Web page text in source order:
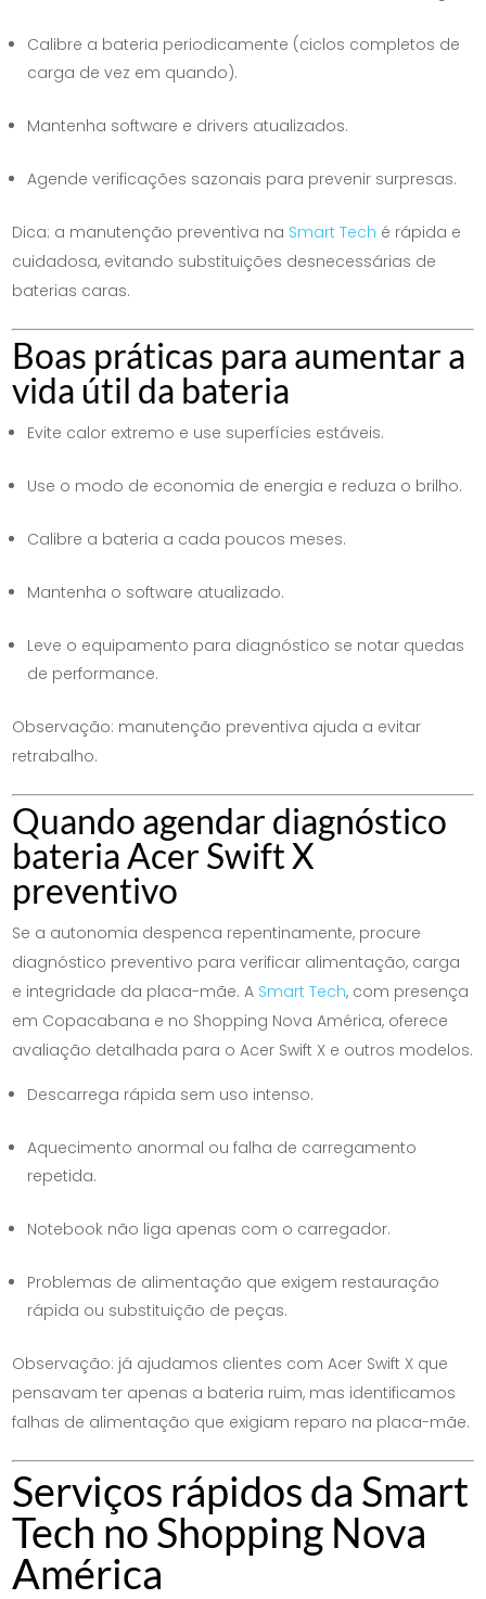
Calibre a bateria periodicamente (ciclos completos de
carga de vez em quando).
Mantenha software e drivers atualizados.
Agende verificações sazonais para prevenir surpresas.
Dica: a manutenção preventiva na Smart Tech é rápida e
cuidadosa, evitando substituições desnecessárias de
baterias caras.
Boas práticas para aumentar a
vida útil da bateria
Evite calor extremo e use superfícies estáveis.
Use o modo de economia de energia e reduza o brilho.
Calibre a bateria a cada poucos meses.
Mantenha o software atualizado.
Leve o equipamento para diagnóstico se notar quedas
de performance.
Observação: manutenção preventiva ajuda a evitar
retrabalho.
Quando agendar diagnóstico
bateria Acer Swift X
preventivo
Se a autonomia despenca repentinamente, procure
diagnóstico preventivo para verificar alimentação, carga
e integridade da placa-mãe. A Smart Tech, com presença
em Copacabana e no Shopping Nova América, oferece
avaliação detalhada para o Acer Swift X e outros modelos.
Descarrega rápida sem uso intenso.
Aquecimento anormal ou falha de carregamento
repetida.
Notebook não liga apenas com o carregador.
Problemas de alimentação que exigem restauração
rápida ou substituição de peças.
Observação: já ajudamos clientes com Acer Swift X que
pensavam ter apenas a bateria ruim, mas identificamos
falhas de alimentação que exigiam reparo na placa-mãe.
Serviços rápidos da Smart
Tech no Shopping Nova
América